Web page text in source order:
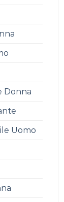
Donna
Uomo